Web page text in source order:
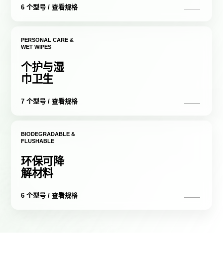
6 个型号 / 查看规格
PERSONAL CARE &
WET WIPES
个护与湿
巾卫生
7 个型号 / 查看规格
BIODEGRADABLE &
FLUSHABLE
环保可降
解材料
6 个型号 / 查看规格